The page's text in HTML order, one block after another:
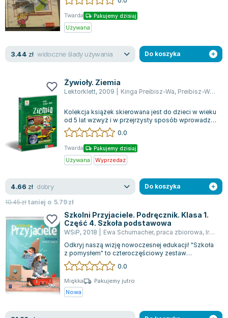
Anna Prus (oprac.)
Nela Mała Reporterka
Barbara Wrzesińska
Virginia Woolf
Lorraine Warren
Ajahn Brahm
Lucinda Riley
Jacek Walkiewicz
Twarda Pakujemy dzisiaj
Używana
3.44 zł widoczne ślady używania Do koszyka
Żywioły. Ziemia
Lektorklett, 2009 Kinga Preibisz-Wa, Preibisz-Wala Kinga
Kolekcja książek skierowana jest do dzieci w wieku
od 5 lat wzwyż i w przejrzysty sposób wprowadza
je w tajniki wiedzy o wodzie, a...
0.0
Twarda Pakujemy dzisiaj
Używana Wyprzedaż
4.66 zł dobry
10.45złtaniej o 5.79zł
Do koszyka
Szkolni Przyjaciele. Podręcznik. Klasa 1.
Część 4. Szkoła podstawowa
WSiP, 2018 Ewa Schumacher, praca zbiorowa, Irena Zarzycka
Odkryj naszą wizję nowoczesnej edukacji! "Szkoła
z pomysłem" to czteroczęściowy zestaw
podręczników dla uczniów klasy 1, który kom...
0.0
Miękka
Pakujemy jutro
Nowa